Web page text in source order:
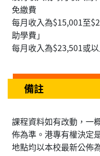
免繳費
每月收入為$15,001至
助學費」
每月收入為$23,501或
備註
課程資料如有改動，一
佈為準。港專有權決定
地點均以本校最新公佈